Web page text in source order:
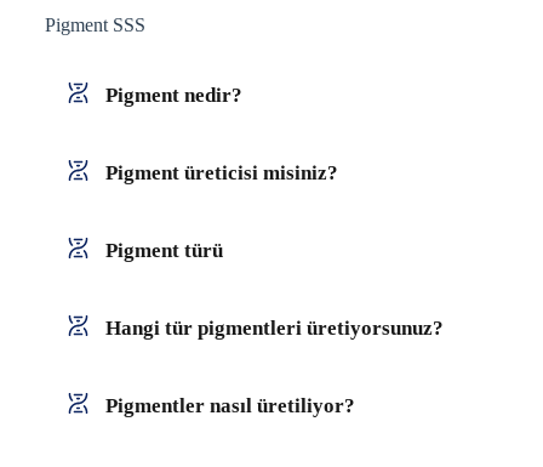
Pigment SSS
Pigment nedir?
Pigment üreticisi misiniz?
Pigment türü
Hangi tür pigmentleri üretiyorsunuz?
Pigmentler nasıl üretiliyor?